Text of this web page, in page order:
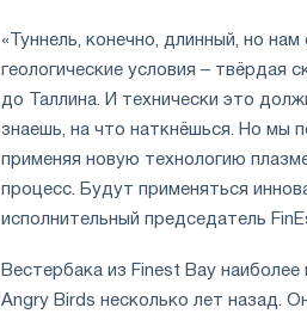
« Туннель, конечно, длинный, но
геологические условия – твёрдая
до Таллина. И технически это
знаешь, на что наткнёшься. Но мы
применяя новую технологию
процесс. Будут применяться
исполнительный председатель
Вестербака из Finest Bay
Angry Birds несколько лет назад.